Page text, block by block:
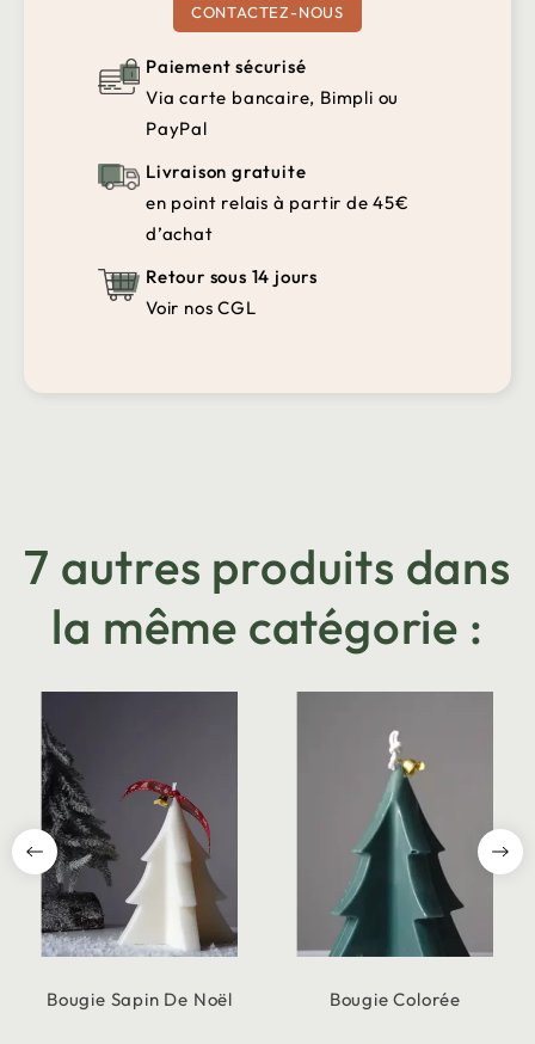
CONTACTEZ-NOUS
Paiement sécurisé
Via carte bancaire, Bimpli ou
PayPal
Livraison gratuite
en point relais à partir de 45€
d’achat
Retour sous 14 jours
Voir nos CGL
7 autres produits dans
la même catégorie :
Bougie Sapin De Noël Bougie Colorée